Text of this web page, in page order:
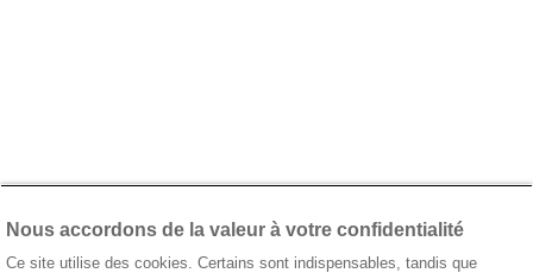
Nous accordons de la valeur à votre confidentialité
Ce site utilise des cookies. Certains sont indispensables, tandis que